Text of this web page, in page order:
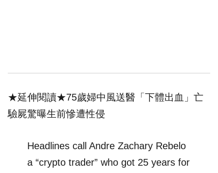
★延伸閱讀★75歲婦中風送醫「下體出血」亡
驗屍驚曝生前慘遭性侵
Headlines call Andre Zachary Rebelo
a “crypto trader” who got 25 years for